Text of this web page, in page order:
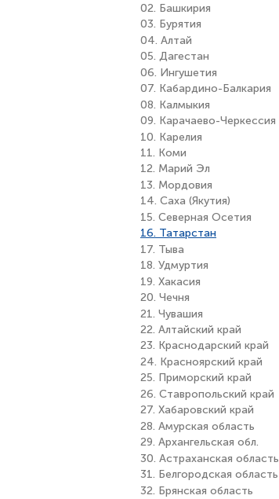
02. Башкирия
03. Бурятия
04. Алтай
05. Дагестан
06. Ингушетия
07. Кабардино-Балкария
08. Калмыкия
09. Карачаево-Черкессия
10. Карелия
11. Коми
12. Марий Эл
13. Мордовия
14. Саха (Якутия)
15. Северная Осетия
16. Татарстан
17. Тыва
18. Удмуртия
19. Хакасия
20. Чечня
21. Чувашия
22. Алтайский край
23. Краснодарский край
24. Красноярский край
25. Приморский край
26. Ставропольский край
27. Хабаровский край
28. Амурская область
29. Архангельская обл.
30. Астраханская область
31. Белгородская область
32. Брянская область